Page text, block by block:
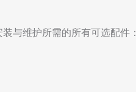
与维护所需的所有可选配件：